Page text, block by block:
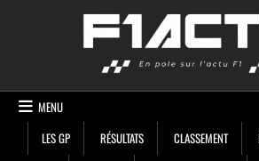
MENU
LES GP
RÉSULTATS CLASSEMENT